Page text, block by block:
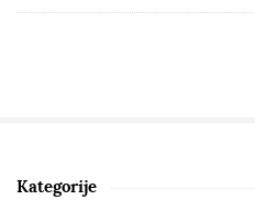
S
Kategorije